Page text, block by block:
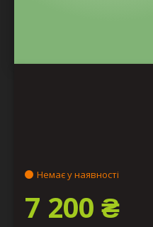
Немає у наявності
7 200 ₴